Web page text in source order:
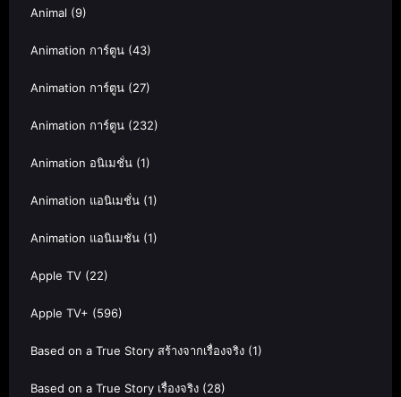
Animal (9)
Animation การ์ตูน (43)
Animation การ์ตูน (27)
Animation การ์ตูน (232)
Animation อนิเมชั่น (1)
Animation แอนิเมชั่น (1)
Animation แอนิเมชัน (1)
Apple TV (22)
Apple TV+ (596)
Based on a True Story สร้างจากเรื่องจริง (1)
Based on a True Story เรื่องจริง (28)